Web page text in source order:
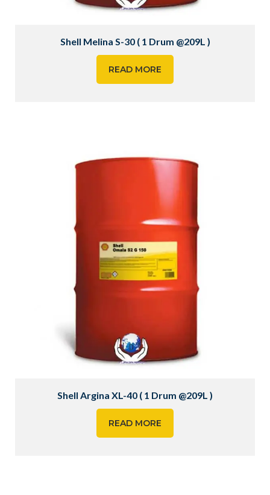
Shell Melina S-30 ( 1 Drum @209L )
READ MORE
Shell Argina XL-40 ( 1 Drum @209L )
READ MORE